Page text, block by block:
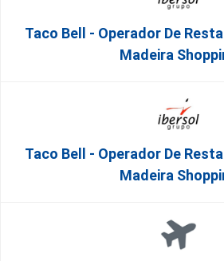
Taco Bell - Operador De
Madeira
Taco Bell - Operador De
Madeira